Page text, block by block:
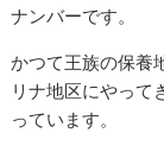
ナンバーです。
かつて王族の保養
リナ地区にやって
っています。